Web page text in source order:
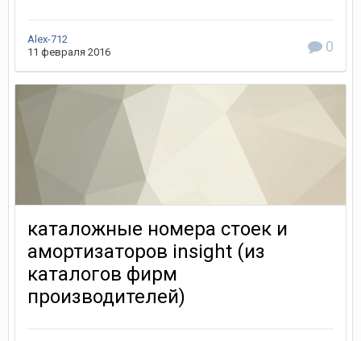
Alex-712
11 февраля 2016
0
каталожные номера стоек и
амортизаторов insight (из
каталогов фирм
производителей)